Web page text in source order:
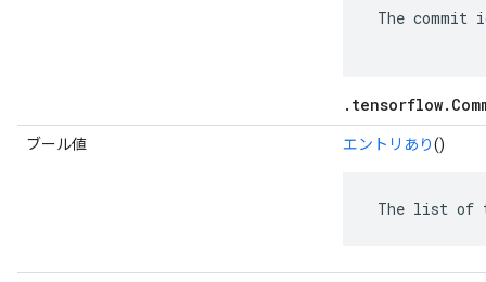
The
ブール値 エントリあり()
The list of